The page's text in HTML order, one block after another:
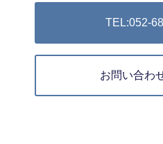
TEL:052-
お問い合わ